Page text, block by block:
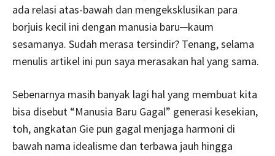
ada relasi atas-bawah dan mengeksklusikan para
borjuis kecil ini dengan manusia baru─kaum
sesamanya. Sudah merasa tersindir? Tenang, selama
menulis artikel ini pun saya merasakan hal yang sama.
Sebenarnya masih banyak lagi hal yang membuat kita
bisa disebut “Manusia Baru Gagal” generasi kesekian,
toh, angkatan Gie pun gagal menjaga harmoni di
bawah nama idealisme dan terbawa jauh hingga